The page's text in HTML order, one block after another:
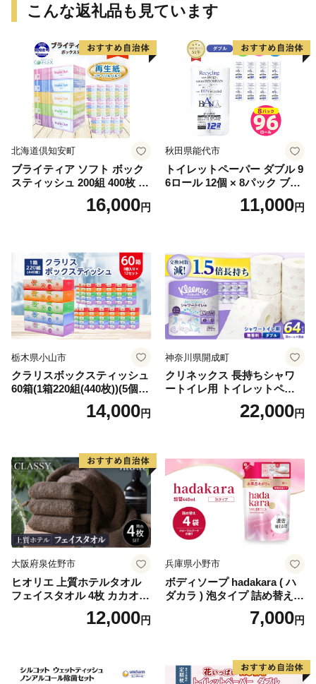
こんな返礼品も見ています
北海道倶知安町
ブライティア ソフト ボック
スティッシュ 200組 400枚 60
箱 日本製 まとめ買い ティッ
シュ リサイクル 長持 防災 常
倶知安町 日用品
16,000円
秋田県能代市
トイレットペーパー ダブル 9
6ロール 12個 × 8パック ブラ
ンカ 再生紙 100％ 芯あり 日
用品 消耗品 無香料 生活用品
11,000円
栃木県小山市
クラリスボックスティッシュ
60箱(1箱220組(440枚))(5個入
り×12セット)【1256759】
14,000円
神奈川県開成町
クリネックス 長持ちシャワ
ートイレ用 トイレットペー
パー（ダブル）64ロール(8ロ
ール×8パック) 開成町 トイレ
蓄 防災 エコ 消耗品 生活雑貨
生活用品 無香料 トイレット
ペーパー ダブル といれっと
ぺーぱー トイレ クレシア ト
イレットペーパー [BDBH002
-1]
22,000円
大阪府泉佐野市
ヒオリエ 上質ホテルタオル
フェイスタオル 4枚 カカオ
【タオル 泉州タオル 吸水 普
段使い 無地 シンプル 日用品
12,000円
兵庫県小野市
ボディソープ hadakara ( ハ
ダカラ ) 泡タイプ 詰め替え 4
40ml×4袋 ボディーソープ 泡
ボディソープ 泡 日用品 消耗
泡石鹸 石鹸 兵庫 兵庫県 小野
7,000円